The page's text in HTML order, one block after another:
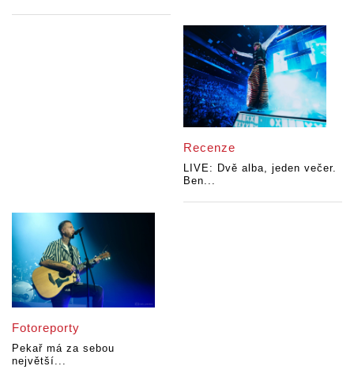
Recenze
LIVE: Dvě alba, jeden večer.
Ben...
Fotoreporty
Pekař má za sebou
největší...